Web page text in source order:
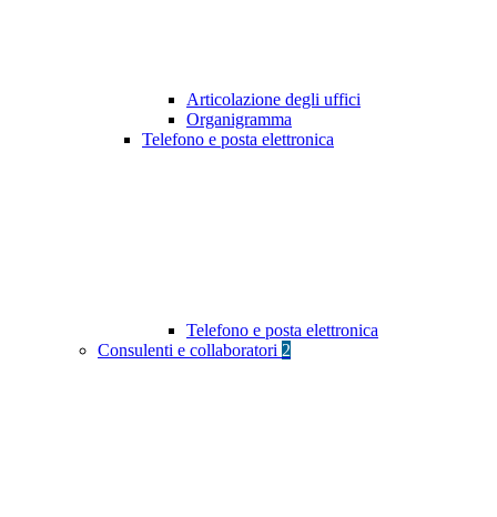
Articolazione degli uffici
Organigramma
Telefono e posta elettronica
Telefono e posta elettronica
Consulenti e collaboratori 2